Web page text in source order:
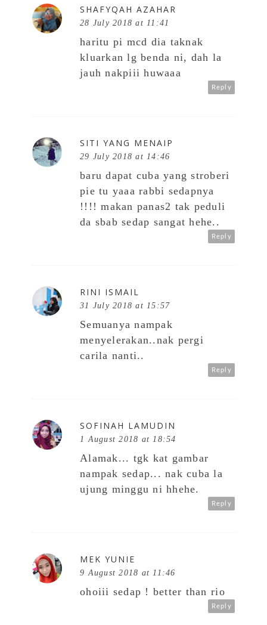
SHAFYQAH AZAHAR
28 July 2018 at 11:41
haritu pi mcd dia taknak
kluarkan lg benda ni, dah la
jauh nakpiii huwaaa
Reply
SITI YANG MENAIP
29 July 2018 at 14:46
baru dapat cuba yang stroberi
pie tu yaaa rabbi sedapnya
!!!! makan panas2 tak peduli
da sbab sedap sangat hehe..
Reply
RINI ISMAIL
31 July 2018 at 15:57
Semuanya nampak
menyelerakan..nak pergi
carila nanti..
Reply
SOFINAH LAMUDIN
1 August 2018 at 18:54
Alamak... tgk kat gambar
nampak sedap... nak cuba la
ujung minggu ni hhehe.
Reply
MEK YUNIE
9 August 2018 at 11:46
ohoiii sedap ! better than rio
Reply